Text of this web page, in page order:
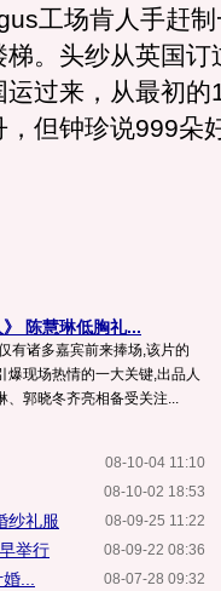
工场肯人手赶
。头纱从英国订
过来，从最初的
但钟珍说999朵
陈慧琳低胸礼...
有诸多嘉宾前来捧场,该片的
爆现场热情的一大关键,出品人
、郭晓冬齐亮相备受关注...
08-10-04 11:10
08-10-02 18:53
08-09-25 11:22
纱礼服
08-09-22 08:36
举行
08-07-28 09:32
...